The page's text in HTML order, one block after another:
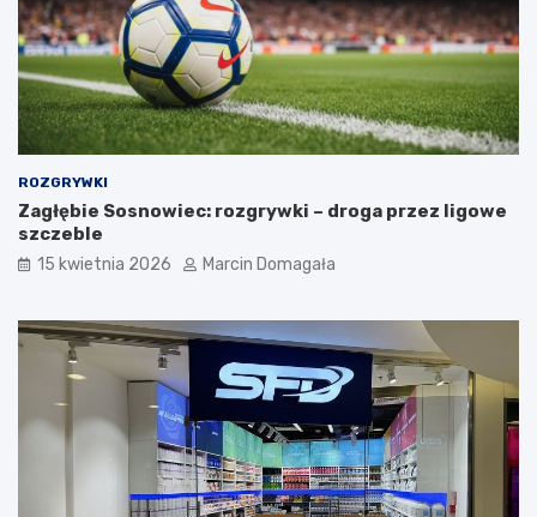
ROZGRYWKI
Zagłębie Sosnowiec: rozgrywki – droga przez ligowe
szczeble
15 kwietnia 2026 Marcin Domagała